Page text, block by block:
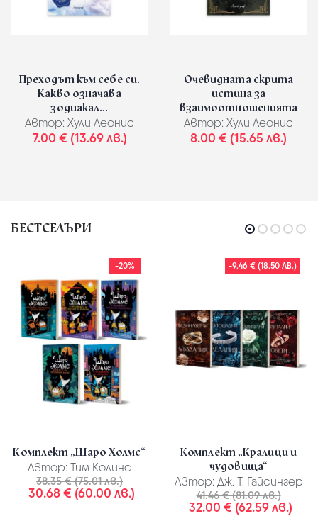
Преходът към себе си.
Какво означава
зодиакал...
Автор: Хули Леонис
7.00 € (13.69 лв.)
Очевидната скрита
истина за
взаимоотношенията
Автор: Хули Леонис
8.00 € (15.65 лв.)
БЕСТСЕЛЪРИ
-20%
Комплект „Шаро Холмс“
Автор: Тим Колинс
38.35 € (75.01 лв.)
30.68 € (60.00 лв.)
-9.46 € (18.50 ЛВ.)
Комплект „Кралици и
чудовища“
Автор: Дж. Т. Гайсингер
41.46 € (81.09 лв.)
32.00 € (62.59 лв.)